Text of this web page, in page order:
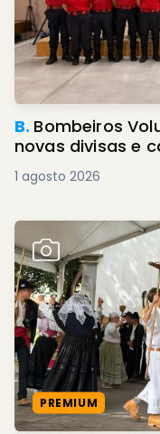
B. Bombeiros
novas divisas e
1 agosto 2026
PREMIUM